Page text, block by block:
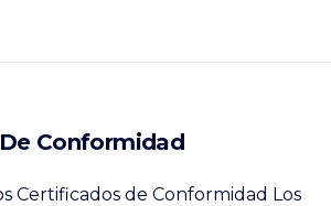
Conformidad
Certificados de Conformidad Los